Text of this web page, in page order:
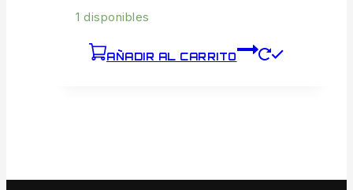
1 disponibles
AÑADIR AL CARRITO